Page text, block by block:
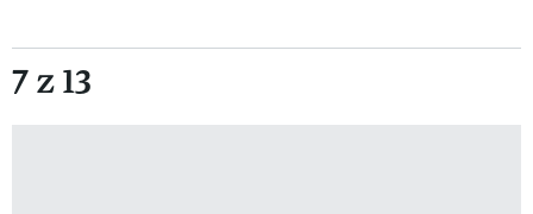
7 z 13